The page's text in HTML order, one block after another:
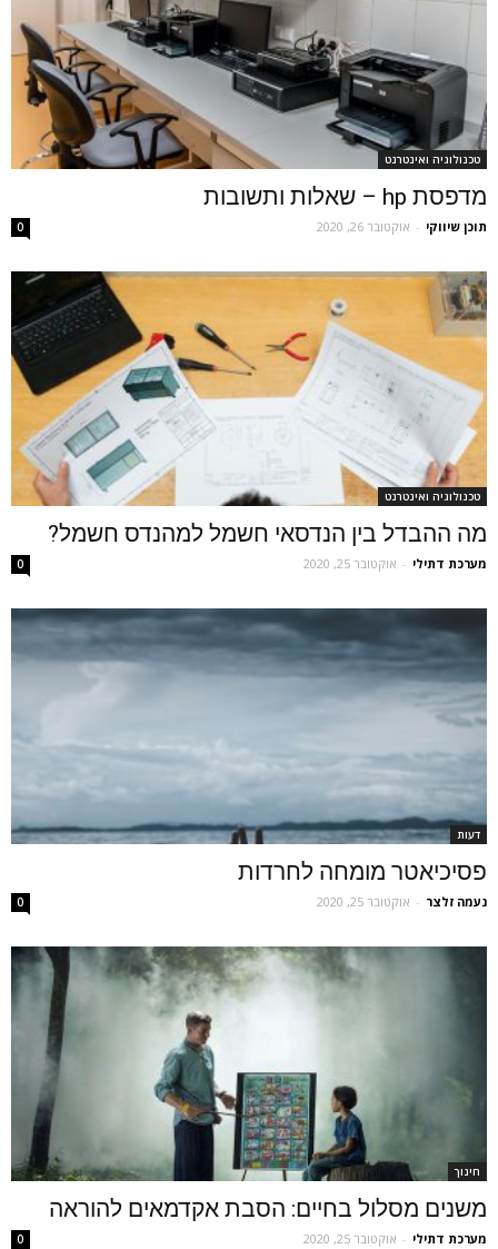
טכנולוגיה ואינטרנט
מדפסת hp – שאלות ותשובות
תוכן שיווקי - אוקטובר 26, 2020 0
טכנולוגיה ואינטרנט
מה ההבדל בין הנדסאי חשמל למהנדס חשמל?
מערכת דתילי - אוקטובר 25, 2020 0
דעות
פסיכיאטר מומחה לחרדות
נעמה זלצר - אוקטובר 25, 2020 0
חינוך
משנים מסלול בחיים: הסבת אקדמאים להוראה
מערכת דתילי - אוקטובר 25, 2020 0